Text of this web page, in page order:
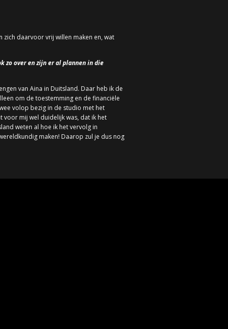
zich daarvoor vrij willen maken en, wat
zo over en zijn er al plannen in die
van Aina in Duitsland. Daar heb ik de
om de toestemming en de financiële
volop bezig in de studio met het
voor mij wel duidelijk was, dat ik het
weten al hoe ik het vervolg in
maken! Daarop zul je dus nog